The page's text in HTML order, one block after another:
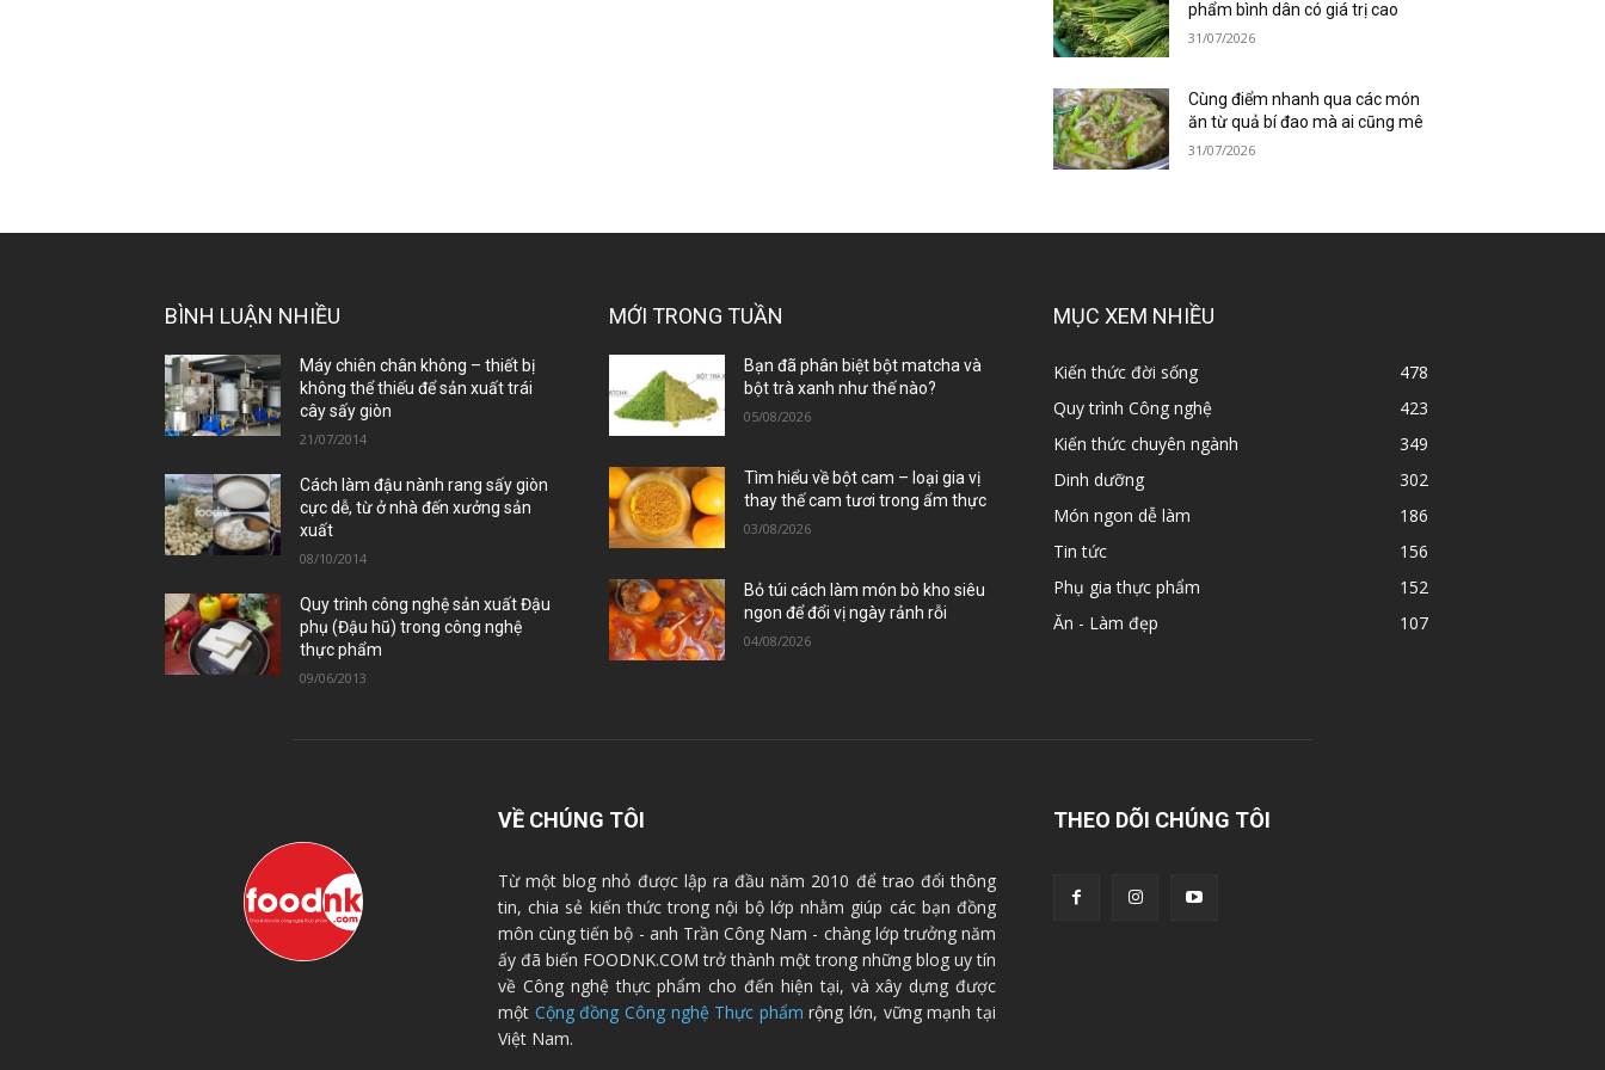
phẩm bình dân có giá trị cao
31/07/2026
Cùng điểm nhanh qua các món
ăn từ quả bí đao mà ai cũng mê
31/07/2026
BÌNH LUẬN NHIỀU
Máy chiên chân không – thiết bị
không thể thiếu để sản xuất trái
cây sấy giòn
21/07/2014
Cách làm đậu nành rang sấy giòn
cực dễ, từ ở nhà đến xưởng sản
xuất
08/10/2014
Quy trình công nghệ sản xuất Đậu
phụ (Đậu hũ) trong công nghệ
thực phẩm
09/06/2013
MỚI TRONG TUẦN
Bạn đã phân biệt bột matcha và
bột trà xanh như thế nào?
05/08/2026
Tìm hiểu về bột cam – loại gia vị
thay thế cam tươi trong ẩm thực
03/08/2026
Bỏ túi cách làm món bò kho siêu
ngon để đổi vị ngày rảnh rỗi
04/08/2026
MỤC XEM NHIỀU
Kiến thức đời sống
478
Quy trình Công nghệ
423
Kiến thức chuyên ngành
349
Dinh dưỡng
302
Món ngon dễ làm
186
Tin tức
156
Phụ gia thực phẩm
152
Ăn - Làm đẹp
107
VỀ CHÚNG TÔI
Từ một blog nhỏ được lập ra đầu năm 2010 để trao đổi thông
tin, chia sẻ kiến thức trong nội bộ lớp nhằm giúp các bạn đồng
môn cùng tiến bộ - anh Trần Công Nam - chàng lớp trưởng năm
ấy đã biến FOODNK.COM trở thành một trong những blog uy tín
về Công nghệ thực phẩm cho đến hiện tại, và xây dựng được
một Cộng đồng Công nghệ Thực phẩm rộng lớn, vững mạnh tại
Việt Nam.
THEO DÕI CHÚNG TÔI